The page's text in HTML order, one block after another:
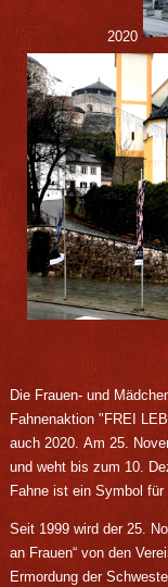
2020
Die Frauen- und
Fahnenaktion "FREI
auch 2020. Am 25.
und weht bis zum 10.
Fahne ist ein Symbol
Seit 1999 wird der 25.
an Frauen“ von den
Ermordung der